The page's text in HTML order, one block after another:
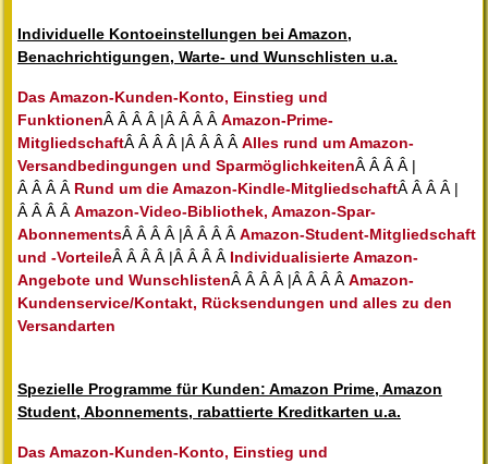
Individuelle Kontoeinstellungen bei Amazon,
Benachrichtigungen, Warte- und Wunschlisten u.a.
Das Amazon-Kunden-Konto, Einstieg und
FunktionenÂ Â Â Â |Â Â Â Â Amazon-Prime-
MitgliedschaftÂ Â Â Â |Â Â Â Â Alles rund um Amazon-
Versandbedingungen und SparmöglichkeitenÂ Â Â Â |
Â Â Â Â Rund um die Amazon-Kindle-MitgliedschaftÂ Â Â Â |
Â Â Â Â Amazon-Video-Bibliothek, Amazon-Spar-
AbonnementsÂ Â Â Â |Â Â Â Â Amazon-Student-Mitgliedschaft
und -VorteileÂ Â Â Â |Â Â Â Â Individualisierte Amazon-
Angebote und WunschlistenÂ Â Â Â |Â Â Â Â Amazon-
Kundenservice/Kontakt, Rücksendungen und alles zu den
Versandarten
Spezielle Programme für Kunden: Amazon Prime, Amazon
Student, Abonnements, rabattierte Kreditkarten u.a.
Das Amazon-Kunden-Konto, Einstieg und